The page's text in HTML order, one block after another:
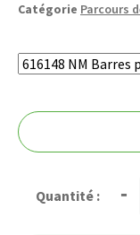
Catégorie Parcours
-